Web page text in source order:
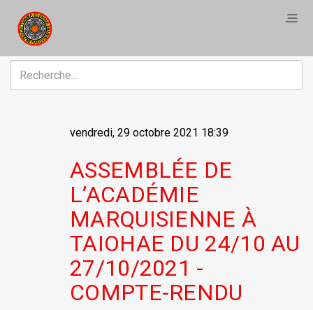
vendredi, 29 octobre 2021 18:39
ASSEMBLÉE DE
L’ACADÉMIE
MARQUISIENNE À
TAIOHAE DU 24/10 AU
27/10/2021 -
COMPTE-RENDU